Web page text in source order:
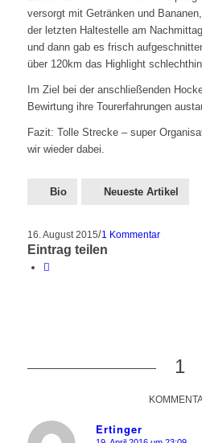
versorgt mit Getränken und
der letzten Haltestelle am
und dann gab es frisch
über 120km das Highlight
Im Ziel bei der anschließenden
Bewirtung ihre Tourerfahrungen
Fazit: Tolle Strecke – super
wir wieder dabei.
Bio Neueste Artikel
16. August 2015/1 Kommentar
Eintrag teilen
1
Ertinger